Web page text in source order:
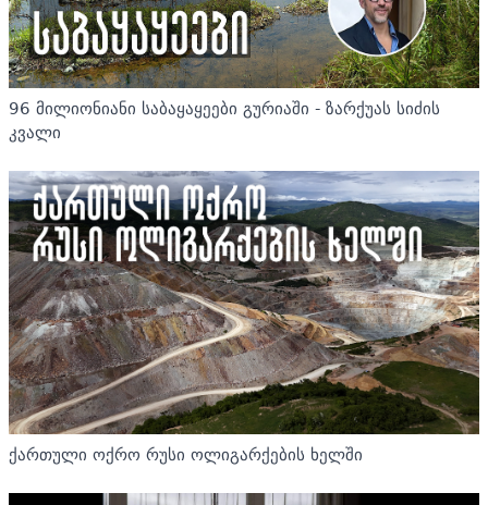
96 მილიონიანი საბაყაყეები გურიაში - ზარქუას სიძის
კვალი
ქართული ოქრო რუსი ოლიგარქების ხელში